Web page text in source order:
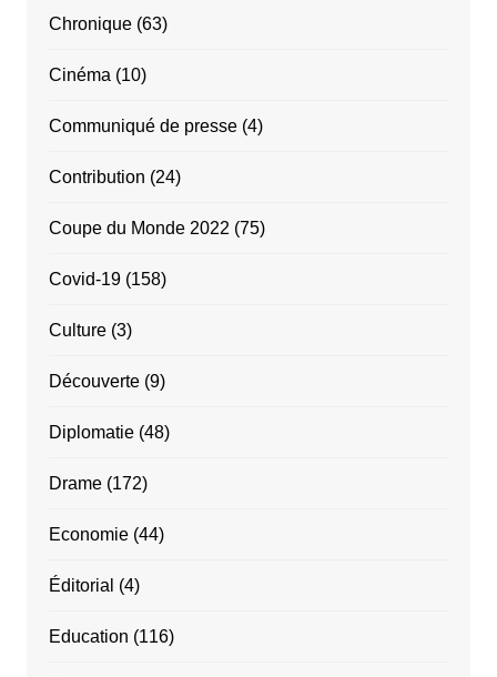
Chronique(63)
Cinéma (10)
Communiqué de presse(4)
Contribution (24)
Coupe du Monde 2022 (75)
Covid-19(158)
Culture(3)
Découverte(9)
Diplomatie(48)
Drame(172)
Economie(44)
Éditorial (4)
Education (116)